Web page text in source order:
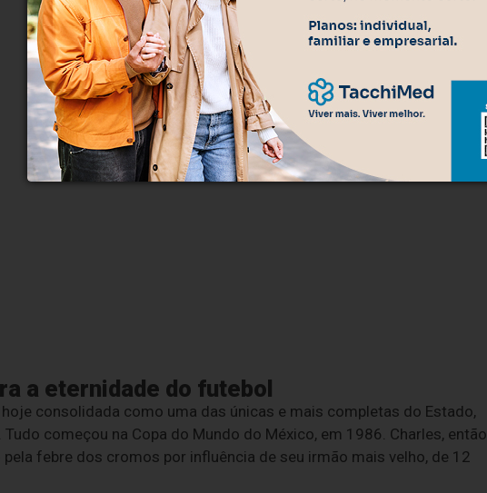
a eternidade do futebol
consolidada como uma das únicas e mais completas do Estado,
começou na Copa do Mundo do México, em 1986. Charles, então
febre dos cromos por influência de seu irmão mais velho, de 12